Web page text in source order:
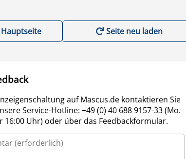
Seite neu laden
auf Mascus.de kontaktieren Sie
Service-Hotline: +49 (0) 40 688 9157-33 (Mo.
16:00 Uhr) oder über das Feedbackformular.